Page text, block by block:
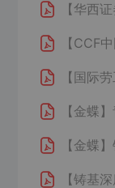
【华西证
【CCF
【国际
【金蝶】
【金蝶】
【铸基